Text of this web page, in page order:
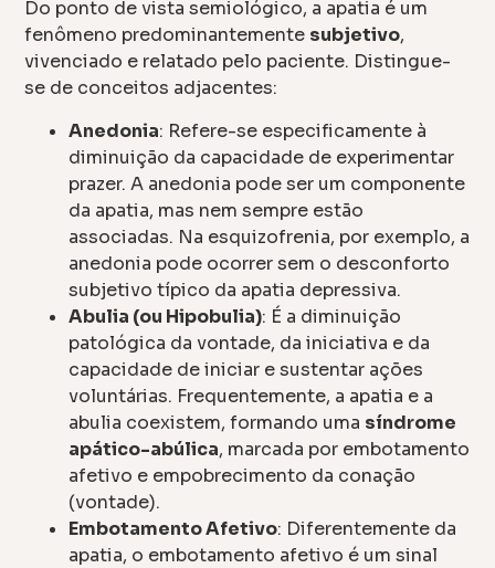
Do ponto de vista semiológico, a apatia é um
fenômeno predominantemente subjetivo,
vivenciado e relatado pelo paciente. Distingue-
se de conceitos adjacentes:
Anedonia: Refere-se especificamente à
diminuição da capacidade de experimentar
prazer. A anedonia pode ser um componente
da apatia, mas nem sempre estão
associadas. Na esquizofrenia, por exemplo, a
anedonia pode ocorrer sem o desconforto
subjetivo típico da apatia depressiva.
Abulia (ou Hipobulia): É a diminuição
patológica da vontade, da iniciativa e da
capacidade de iniciar e sustentar ações
voluntárias. Frequentemente, a apatia e a
abulia coexistem, formando uma síndrome
apático-abúlica, marcada por embotamento
afetivo e empobrecimento da conação
(vontade).
Embotamento Afetivo: Diferentemente da
apatia, o embotamento afetivo é um sinal